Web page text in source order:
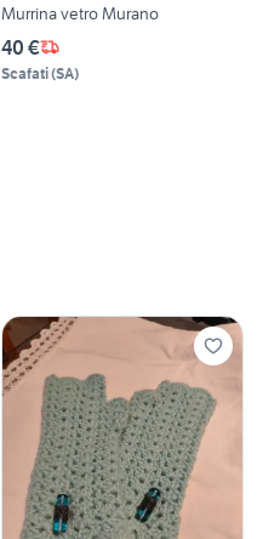
Murrina vetro Murano
40 €
Scafati(SA)